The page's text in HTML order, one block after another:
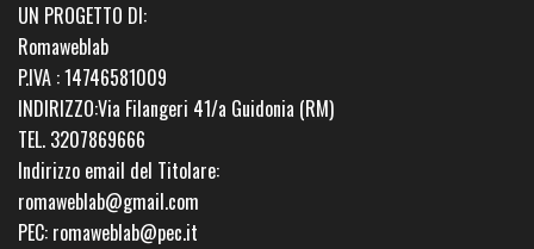
UN PROGETTO DI:
Romaweblab
P.IVA : 14746581009
INDIRIZZO:Via Filangeri 41/a Guidonia (RM)
TEL. 3207869666
Indirizzo email del Titolare:
romaweblab@gmail.com
PEC: romaweblab@pec.it